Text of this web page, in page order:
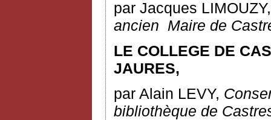
par Jacques
ancien Maire de
LE COLLEGE DE
JAURES,
par Alain LEVY,
bibliothèque de